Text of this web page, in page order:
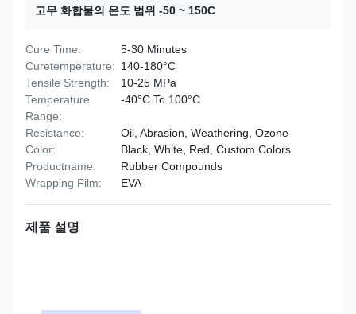
고무 화합물의 온도 범위 -50 ~ 150C
Cure Time:
5-30 Minutes
Curetemperature: 140-180°C
Tensile Strength:
10-25 MPa
Temperature
Range:
-40°C To 100°C
Resistance:
Oil, Abrasion, Weathering, Ozone
Color:
Black, White, Red, Custom Colors
Productname:
Rubber Compounds
Wrapping Film:
EVA
제품 설명